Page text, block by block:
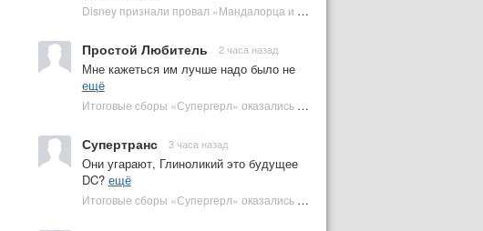
Disney признали провал «Мандалорца и Грогу» и еще одной новинки | Plugged In Ru
Простой Любитель 2 часа назад
Мне кажеться им лучше надо было не
ещё
Итоговые сборы «Супергерл» оказались худшими для DC за два десятилетия | Plugged In Ru
Супертранс 3 часа назад
Они угарают, Глиноликий это будущее
DC? ещё
Итоговые сборы «Супергерл» оказались худшими для DC за два десятилетия | Plugged In Ru